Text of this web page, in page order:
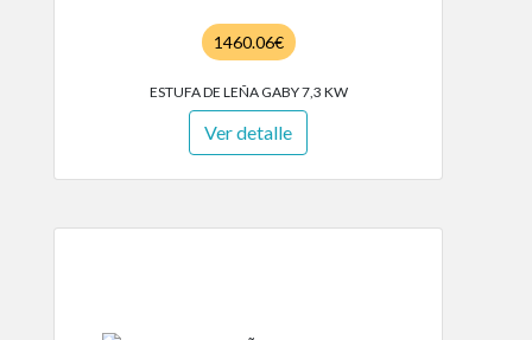
1460.06€
ESTUFA DE LEÑA GABY 7,3 KW
Ver detalle